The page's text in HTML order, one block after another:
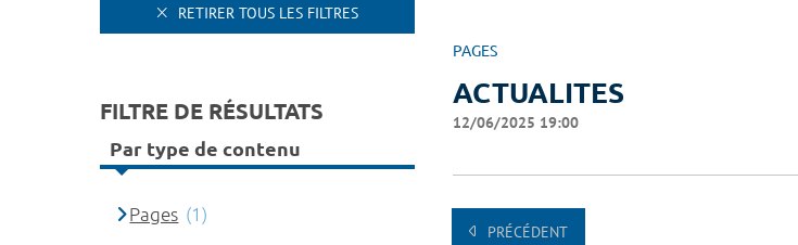
PAGES
ACTUALITES
12/06/2025 19:00
PRÉCÉDENT
RETIRER TOUS LES FILTRES
FILTRE DE RÉSULTATS
Par type de contenu
Pages (1)